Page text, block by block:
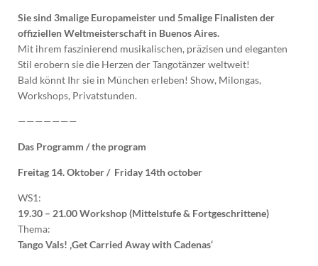
Sie sind 3malige Europameister und 5malige Finalisten der
offiziellen Weltmeisterschaft in Buenos Aires.
Mit ihrem faszinierend musikalischen, präzisen und eleganten
Stil erobern sie die Herzen der Tangotänzer weltweit!
Bald könnt Ihr sie in München erleben! Show, Milongas,
Workshops, Privatstunden.
———————
Das Programm / the program
Freitag 14. Oktober / Friday 14th october
WS1:
19.30 – 21.00 Workshop (Mittelstufe & Fortgeschrittene)
Thema:
Tango Vals! ‚Get Carried Away with Cadenas‘